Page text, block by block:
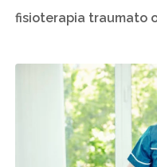
fisioterapia traumato